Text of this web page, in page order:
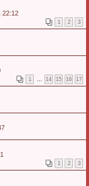
22:12
1 2 3
1 … 14 15 16 17
1 2 3